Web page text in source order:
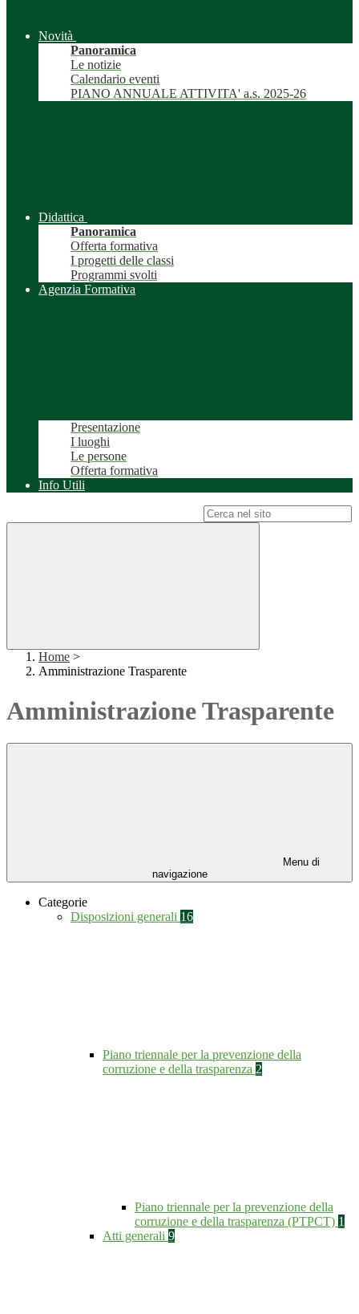
Novità
Panoramica
Le notizie
Calendario eventi
PIANO ANNUALE ATTIVITA' a.s. 2025-26
Didattica
Panoramica
Offerta formativa
I progetti delle classi
Programmi svolti
Agenzia Formativa
Presentazione
I luoghi
Le persone
Offerta formativa
Info Utili
Home >
Amministrazione Trasparente
Amministrazione Trasparente
Menu di
navigazione
Categorie
Disposizioni generali 16
Piano triennale per la prevenzione della
corruzione e della trasparenza 2
Piano triennale per la prevenzione della
corruzione e della trasparenza (PTPCT) 1
Atti generali 9